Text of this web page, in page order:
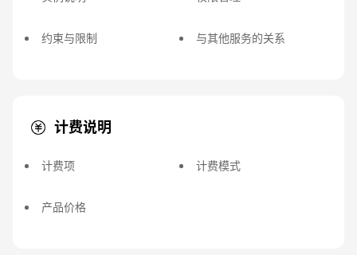
约束与限制 与其他服务的关系
计费说明
计费项 计费模式
产品价格